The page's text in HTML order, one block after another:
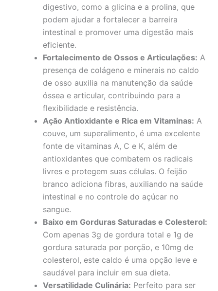
digestivo, como a glicina e a prolina, que
podem ajudar a fortalecer a barreira
intestinal e promover uma digestão mais
eficiente.
Fortalecimento de Ossos e Articulações: A
presença de colágeno e minerais no caldo
de osso auxilia na manutenção da saúde
óssea e articular, contribuindo para a
flexibilidade e resistência.
Ação Antioxidante e Rica em Vitaminas: A
couve, um superalimento, é uma excelente
fonte de vitaminas A, C e K, além de
antioxidantes que combatem os radicais
livres e protegem suas células. O feijão
branco adiciona fibras, auxiliando na saúde
intestinal e no controle do açúcar no
sangue.
Baixo em Gorduras Saturadas e Colesterol:
Com apenas 3g de gordura total e 1g de
gordura saturada por porção, e 10mg de
colesterol, este caldo é uma opção leve e
saudável para incluir em sua dieta.
Versatilidade Culinária: Perfeito para ser